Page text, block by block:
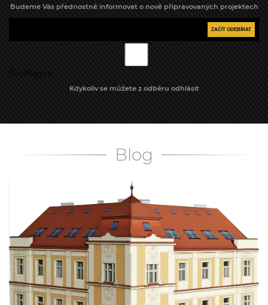
Budeme Vás přednostně informovat o nově připravovaných projektech
Souhlasím
ZAČÍT ODEBÍRAT
Kdykoliv se můžete z odběru odhlásit
Blog